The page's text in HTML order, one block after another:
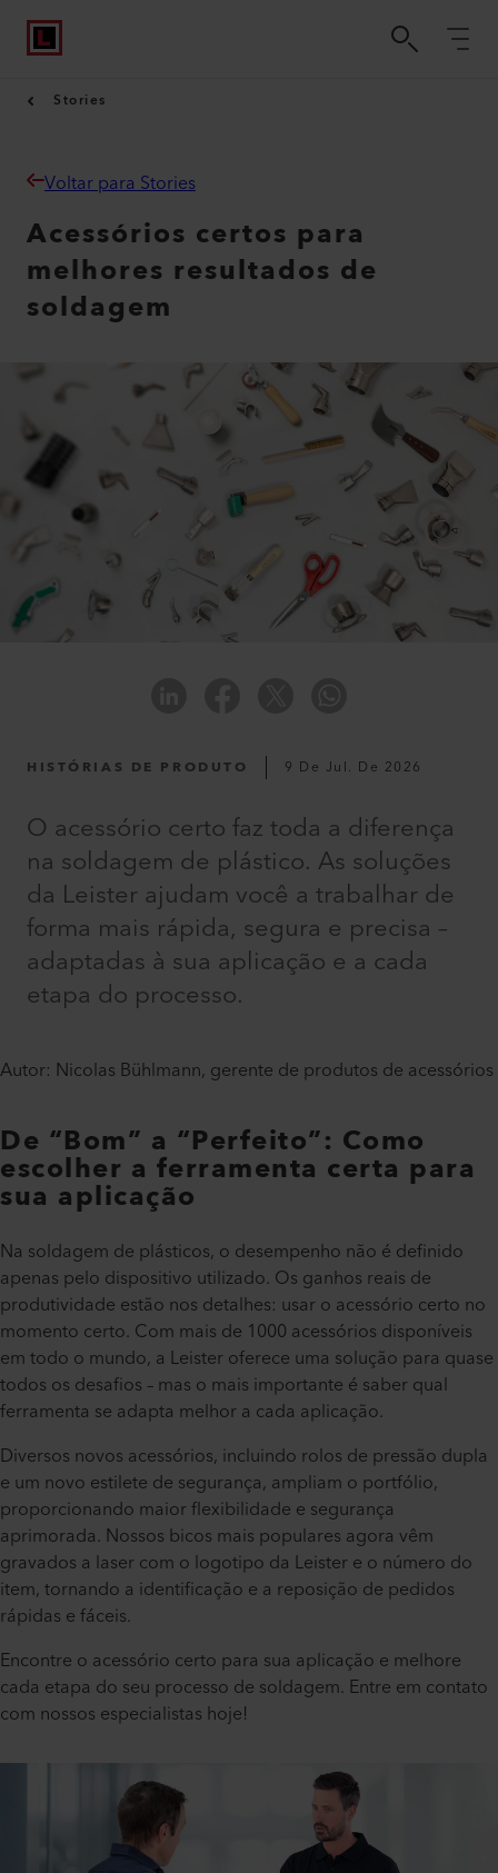
Stories
Voltar para Stories
Acessórios certos para
melhores resultados de
soldagem
HISTÓRIAS DE PRODUTO 9 De Jul. De 2026
O acessório certo faz toda a diferença
na soldagem de plástico. As soluções
da Leister ajudam você a trabalhar de
forma mais rápida, segura e precisa –
adaptadas à sua aplicação e a cada
etapa do processo.
Autor: Nicolas Bühlmann, gerente de produtos de acessórios
De “Bom” a “Perfeito”: Como
escolher a ferramenta certa para
sua aplicação
Na soldagem de plásticos, o desempenho não é definido
apenas pelo dispositivo utilizado. Os ganhos reais de
produtividade estão nos detalhes: usar o acessório certo no
momento certo. Com mais de 1000 acessórios disponíveis
em todo o mundo, a Leister oferece uma solução para quase
todos os desafios – mas o mais importante é saber qual
ferramenta se adapta melhor a cada aplicação.
Diversos novos acessórios, incluindo rolos de pressão dupla
e um novo estilete de segurança, ampliam o portfólio,
proporcionando maior flexibilidade e segurança
aprimorada. Nossos bicos mais populares agora vêm
gravados a laser com o logotipo da Leister e o número do
item, tornando a identificação e a reposição de pedidos
rápidas e fáceis.
Encontre o acessório certo para sua aplicação e melhore
cada etapa do seu processo de soldagem. Entre em contato
com nossos especialistas hoje!